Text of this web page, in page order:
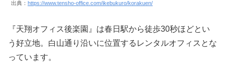
出典： https://www.tensho-office.com/ikebukuro/korakuen/
『天翔オフィス後楽園』は春日駅から徒歩30秒ほどとい
う好立地。白山通り沿いに位置するレンタルオフィスとな
っています。